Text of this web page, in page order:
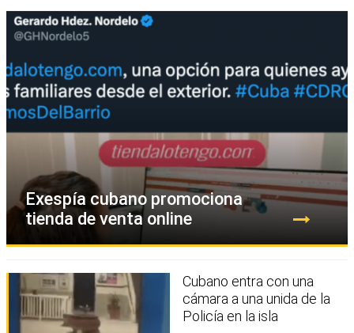
Exespía cubano promociona
tienda de venta online
Cubano entra con una
cámara a una unida de la
Policía en la isla